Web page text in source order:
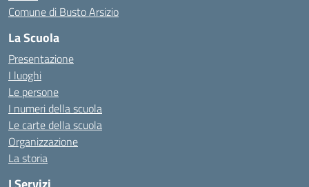
Comune di Busto Arsizio
La Scuola
Presentazione
I luoghi
Le persone
I numeri della scuola
Le carte della scuola
Organizzazione
La storia